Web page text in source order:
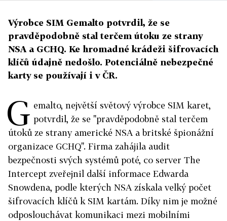
Výrobce SIM Gemalto potvrdil, že se
pravděpodobně stal terčem útoku ze strany
NSA a GCHQ. Ke hromadné krádeži šifrovacích
klíčů údajně nedošlo. Potenciálně nebezpečné
karty se používají i v ČR.
G emalto, největší světový výrobce SIM karet,
potvrdil, že se "pravděpodobně stal terčem
útoků ze strany americké NSA a britské špionážní
organizace GCHQ". Firma zahájila audit
bezpečnosti svých systémů poté, co server The
Intercept zveřejnil další informace Edwarda
Snowdena, podle kterých NSA získala velký počet
šifrovacích klíčů k SIM kartám. Díky nim je možné
odposlouchávat komunikaci mezi mobilními